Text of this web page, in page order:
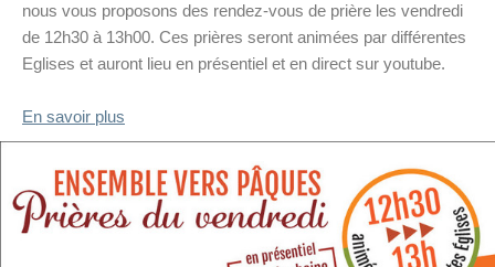
nous vous proposons des rendez-vous de prière les vendredi
de 12h30 à 13h00. Ces prières seront animées par différentes
Eglises et auront lieu en présentiel et en direct sur youtube.
En savoir plus